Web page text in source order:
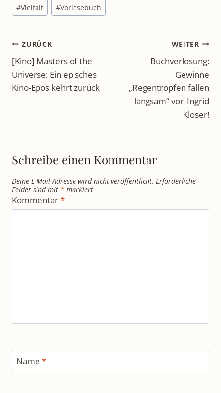
#Vielfalt #Vorlesebuch
Beitragsnavigation
ZURÜCK
[Kino] Masters of the
Universe: Ein episches
Kino-Epos kehrt zurück
WEITER
Buchverlosung:
Gewinne
„Regentropfen fallen
langsam“ von Ingrid
Kloser!
Schreibe einen Kommentar
Deine E-Mail-Adresse wird nicht veröffentlicht. Erforderliche
Felder sind mit * markiert
Kommentar*
Name *